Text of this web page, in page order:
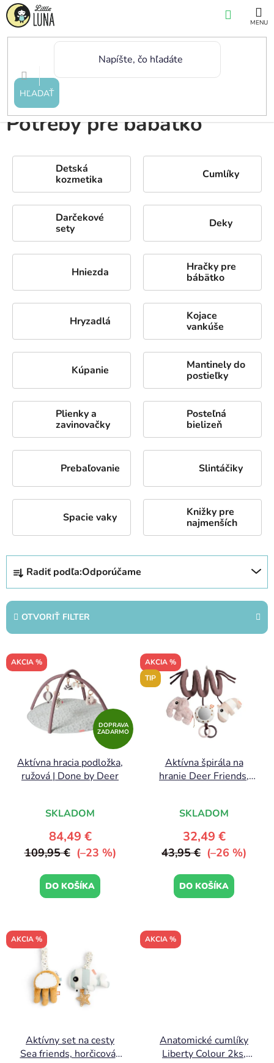
Prejsť
na
HĽADAŤ
KOŠÍK
Domov Potreby pre bábätko
Potreby pre bábätko
Detská
kozmetika
Cumlíky
Darčekové
sety
Deky
Hniezda
Hračky pre
bábätko
Hryzadlá
Kojace
vankúše
Kúpanie
Mantinely do
postieľky
Plienky a
zavinovačky
Posteľná
bielizeň
Prebaľovanie Slintáčiky
Spacie vaky
Knižky pre
najmenších
R
d
e
n
e
p
Radiť podľa:Odporúčame
OTVORIŤ FILTER
V
ýAKCIA %
DOPRAVA
ZADARMO
Aktívna hracia podložka,
ružová | Done by Deer
SKLADOM
84,49 €
109,95 € (–23 %)
DO KOŠÍKA
AKCIA %
TIP
Aktívna špirála na
hranie Deer Friends,
SKLADOM
32,49 €
43,95 € (–26 %)
DO KOŠÍKA
AKCIA %
Aktívny set na cesty
Sea friends, horčicová |
AKCIA %
Anatomické cumlíky
Liberty Colour 2ks,